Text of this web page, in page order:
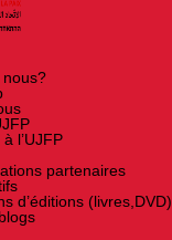
l’UJFP
partenaires
d’éditions (livres,DVD)